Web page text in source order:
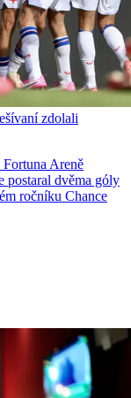
zdolali
Areně
postaral dvěma góly
ročníku Chance